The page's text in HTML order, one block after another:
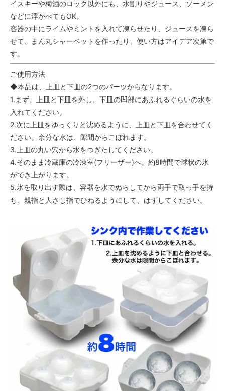
イスキーや梅酒のロック以外にも、水割りやジュース、ソーメン
などに浮かべてもOK。
容器の中にライムやミントを入れて凍らせたり、ジュースを凍ら
せて、まん丸シャーベットを作ったり、使い方はアイデア次第で
す。
ご使用方法
◆本品は、上皿と下皿の2つのパーツからなります。
1.まず、上皿と下皿を外し、下皿の凹部にあふれるぐらいの水を
入れてください。
2.次に上皿をゆっくりと沈めるように、上皿と下皿を合わせてく
ださい。余分な水は、隙間からこぼれます。
3.上皿の丸い穴から水をつぎたしてください。
4.そのまま冷蔵庫の冷凍室(フリーザー)へ。約8時間で球状の氷
ができ上がります。
5.氷を取り出す際は、容器を水でぬらしてから両手で取っ手を持
ち、親指と人さし指でひねるようにして、はずしてください。